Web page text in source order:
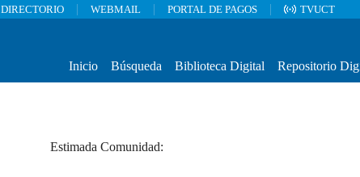
DIRECTORIO WEBMAIL PORTAL DE PAGOS TVUCT
Inicio Búsqueda Biblioteca Digital Repositorio
Estimada Comunidad: